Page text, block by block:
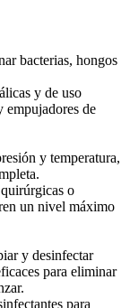
bacterias, hongos
y de uso
empujadores de
y temperatura,
o
un nivel máximo
y desinfectar
para eliminar
para